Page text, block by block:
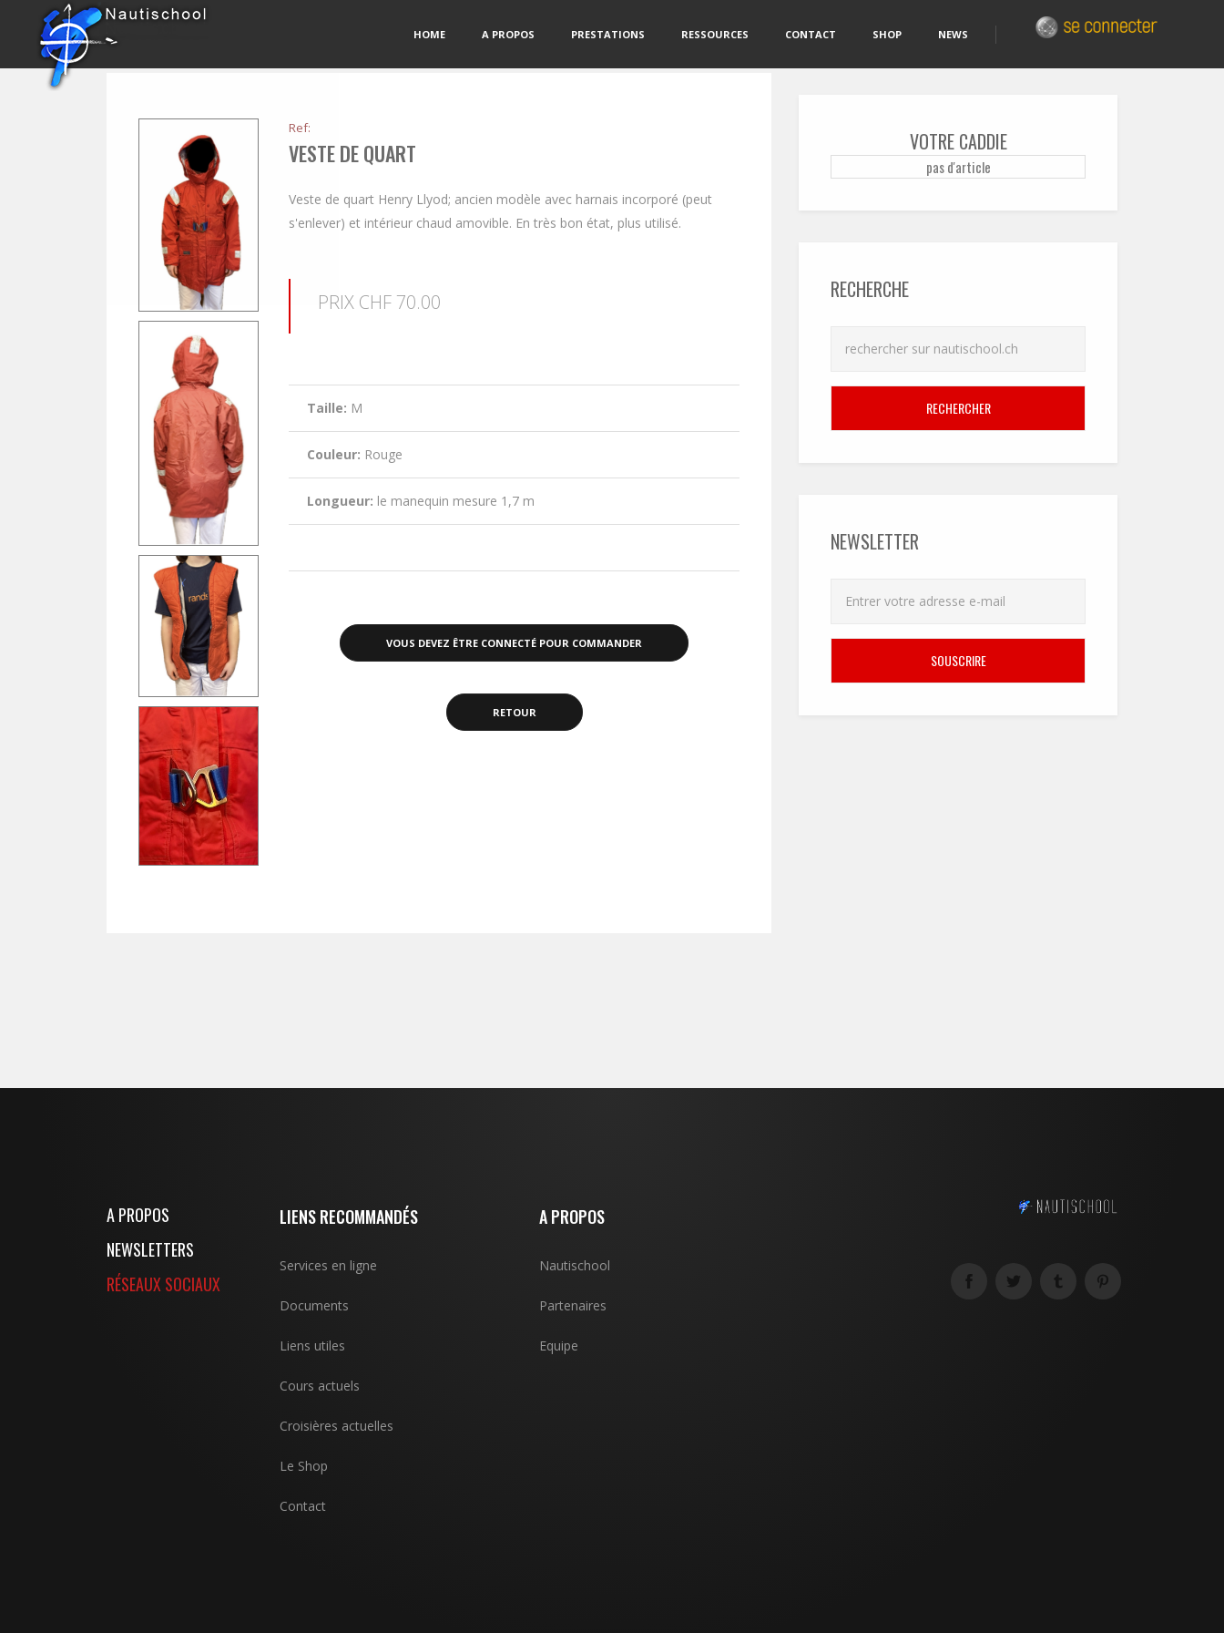
HOME A PROPOS PRESTATIONS RESSOURCES CONTACT SHOP NEWS
Ref:
VESTE DE QUART
Veste de quart Henry Llyod; ancien modèle avec harnais incorporé (peut
s'enlever) et intérieur chaud amovible. En très bon état, plus utilisé.
PRIX CHF 70.00
Taille: M
Couleur: Rouge
Longueur: le manequin mesure 1,7 m
VOUS DEVEZ ÊTRE CONNECTÉ POUR COMMANDER
RETOUR
VOTRE CADDIE
pas d'article
RECHERCHE
RECHERCHER
NEWSLETTER
SOUSCRIRE
A PROPOS
NEWSLETTERS
RÉSEAUX SOCIAUX
LIENS RECOMMANDÉS
Services en ligne
Documents
Liens utiles
Cours actuels
Croisières actuelles
Le Shop
Contact
A PROPOS
Nautischool
Partenaires
Equipe